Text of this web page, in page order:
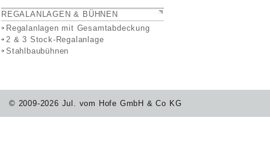
REGALANLAGEN & BÜHNEN
Regalanlagen mit Gesamtabdeckung
2 & 3 Stock-Regalanlage
Stahlbaubühnen
© 2009-2026 Jul. vom Hofe GmbH & Co KG